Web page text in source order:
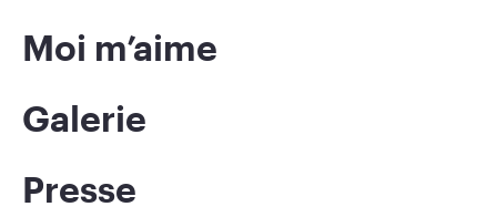
Moi m’aime
Galerie
Presse